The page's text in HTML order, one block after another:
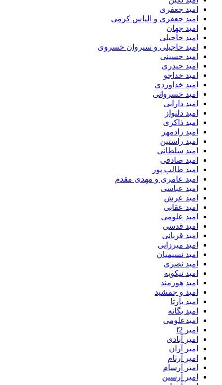
امید جعفری
امید جعفری و الیاس کرمی
امید جهان
امید حاجیلی
امید حاجیلی و سیروان خسروی
امید حسینی
امید حیدری
امید خداجو
امید خداوردی
امید خسروانی
امید دارابی
امید دلنواز
امید ذاکری
امید رادمهر
امید راستین
امید سلطانی
امید صادقی
امید طالب پور
امید عامری و مهدی مقدم
امید عباسی
امید عرش
امید عقابی
امید علومی
امید قدسی
امید قربانی
امید میرزایی
امید نسیمیان
امید نصری
امید نیکویه
امید هورمند
امید و جمشید
امید یارتا
امید یگانه
امیدعلومی
امیر f2
امیر آبادی
امیر آران
امیر آرتام
امیر آرسام
امیر آرسین